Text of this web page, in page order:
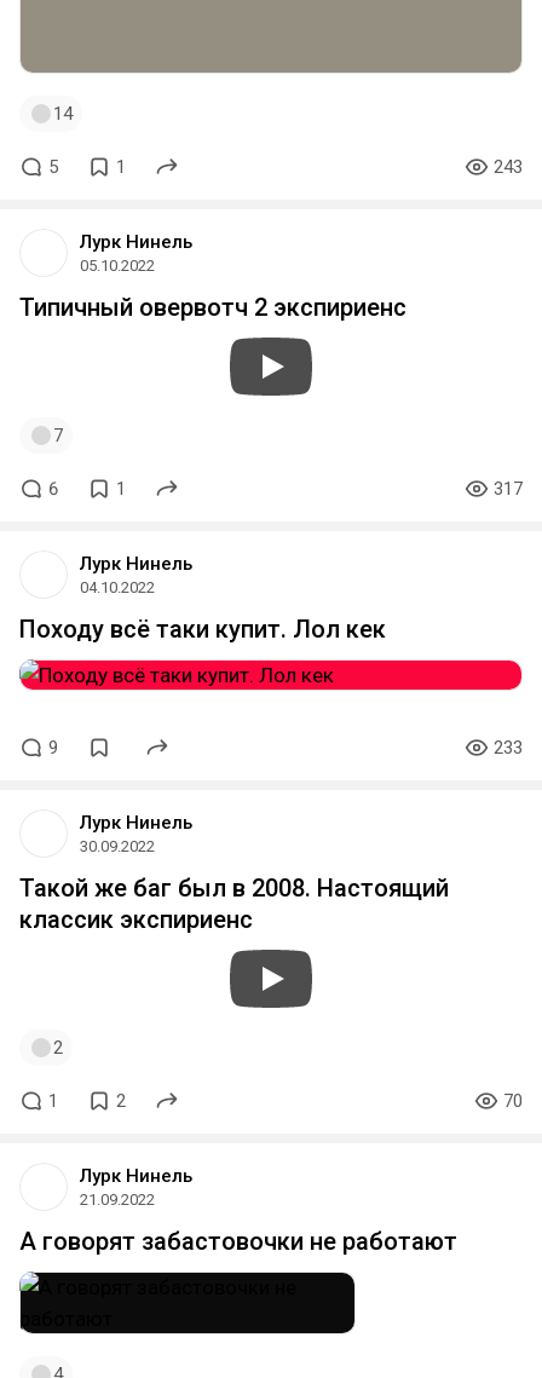
14
5 1 243
Лурк Нинель
05.10.2022
Типичный овервотч 2 экспириенс
7
6 1 317
Лурк Нинель
04.10.2022
Походу всё таки купит. Лол кек
9 233
Лурк Нинель
30.09.2022
Такой же баг был в 2008. Настоящий
классик экспириенс
2
1 2 70
Лурк Нинель
21.09.2022
А говорят забастовочки не работают